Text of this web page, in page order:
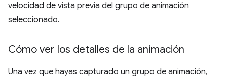
velocidad de vista previa del grupo de animación
seleccionado.
Cómo ver los detalles de la animación
Una vez que hayas capturado un grupo de animación,